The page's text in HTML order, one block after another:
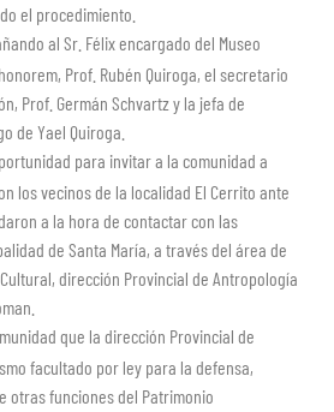
el procedimiento.
al Sr. Félix encargado del Museo
Prof. Rubén Quiroga, el secretario
Prof. Germán Schvartz y la jefa de
de Yael Quiroga.
para invitar a la comunidad a
los vecinos de la localidad El Cerrito ante
a la hora de contactar con las
de Santa María, a través del área de
dirección Provincial de Antropología
que la dirección Provincial de
facultado por ley para la defensa,
otras funciones del Patrimonio